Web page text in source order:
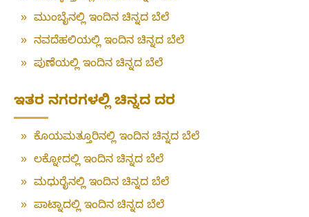
» ಮುಂಬೈನಲ್ಲಿ ಇಂದಿನ ಚಿನ್ನದ ಬೆಲೆ
» ನವದೆಹಲಿಯಲ್ಲಿ ಇಂದಿನ ಚಿನ್ನದ ಬೆಲೆ
» ಪುಣೆಯಲ್ಲಿ ಇಂದಿನ ಚಿನ್ನದ ಬೆಲೆ
ಇತರ ನಗರಗಳಲ್ಲಿ ಚಿನ್ನದ ದರ
» ಕೊಯಮತ್ತೂರಿನಲ್ಲಿ ಇಂದಿನ ಚಿನ್ನದ ಬೆಲೆ
» ಲಕ್ನೋದಲ್ಲಿ ಇಂದಿನ ಚಿನ್ನದ ಬೆಲೆ
» ಮಧುರೈನಲ್ಲಿ ಇಂದಿನ ಚಿನ್ನದ ಬೆಲೆ
» ಪಾಟ್ನಾದಲ್ಲಿ ಇಂದಿನ ಚಿನ್ನದ ಬೆಲೆ